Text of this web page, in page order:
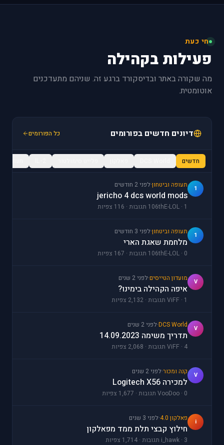
חי כעת
פעילות בקהילה
מה שקורה באתר ובדיסקורד ברגע זה. שניהם מתעדכנים
אוטומטית.
דיונים חדשים בפורומים כל הפורומים
חדשים
1 תעופה וביטחון·לפני 2 חודשים
jericho 4 dcs world mods
106thE-LOL · 1 תגובות · 116 צפיות
1 תעופה וביטחון·לפני 3 חודשים
מלחמת שאגת הארי
106thE-LOL · 0 תגובות · 167 צפיות
V מועדון הטייסים·לפני 2 שנים
איפה הקהילה בימינו?
ViFF · 1 תגובות · 2,132 צפיות
V
DCS World
·לפני 2 שנים
תדריך משימה 14.09.2023
ViFF · 4 תגובות · 2,068 צפיות
V קנה ומכור·לפני 2 שנים
למכירה Logitech X56
VooDoo · 0 תגובות · 1,677 צפיות
i פאלקון 4.0 ·לפני 3 שנים
חילוץ קבצי תלת ממד מפאלקון
i_hawk · 3 תגובות · 1,714 צפיות